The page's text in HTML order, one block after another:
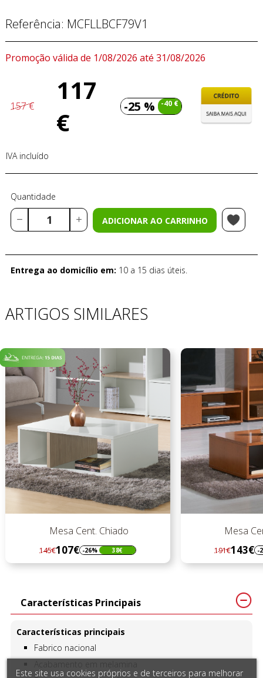
Referência: MCFLLBCF79V1
Promoção válida de 1/08/2026 até 31/08/2026
157 €
117
€
-25 % -40 €
IVA incluído
Quantidade
ADICIONAR AO CARRINHO
Entrega ao domicílio em: 10 a 15 dias úteis.
ARTIGOS SIMILARES
Mesa Cent. Chiado
Regular
preço
191€143€
Preço -25%
Características Principais
Características principais
Fabrico nacional
Este site usa cookies próprios e de terceiros para melhorar